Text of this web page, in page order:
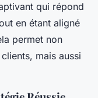
qui répond
en étant aligné
permet non
mais aussi